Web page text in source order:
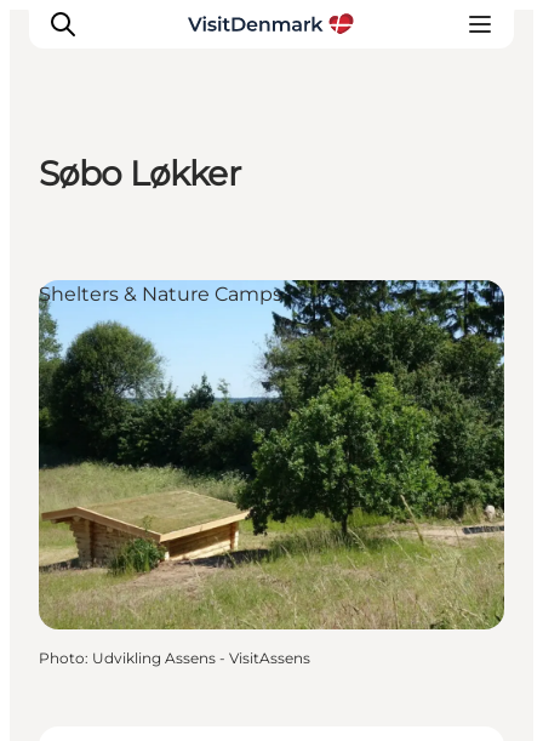
Quoi faire
Hébergements
Planifiez votre voyage
Søbo Løkker
Shelters & Nature Camps
Photo: Udvikling Assens - VisitAssens